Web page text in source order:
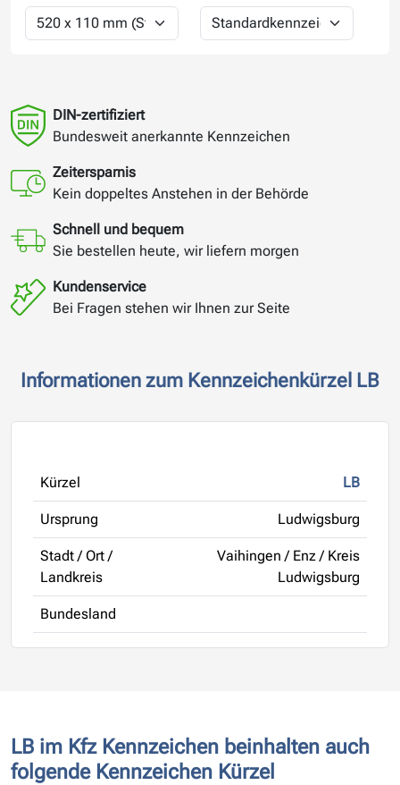
DIN-zertifiziert
Bundesweit anerkannte Kennzeichen
Zeitersparnis
Kein doppeltes Anstehen in der Behörde
Schnell und bequem
Sie bestellen heute, wir liefern morgen
Kundenservice
Bei Fragen stehen wir Ihnen zur Seite
Informationen zum Kennzeichenkürzel LB
Kürzel LB
Ursprung Ludwigsburg
Stadt / Ort /
Landkreis
Vaihingen / Enz / Kreis
Ludwigsburg
Bundesland
LB im Kfz Kennzeichen beinhalten auch
folgende Kennzeichen Kürzel